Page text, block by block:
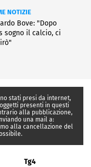
NOTIZIE
Bove: "Dopo
sogno il calcio, ci
stati presi da internet,
presenti in questi
alla pubblicazione,
una mail a:
alla cancellazione del
Tg4